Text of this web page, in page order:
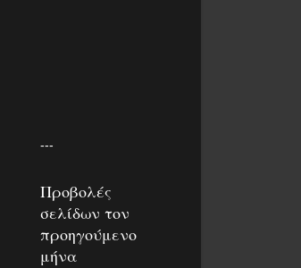
---
Προβολές
σελίδων τον
προηγούμενο
μήνα